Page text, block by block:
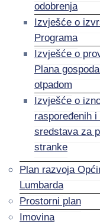
odobrenja
Izvješće o
Programa
Izvješće o
Plana
otpadom
Izvješće o
raspoređenih
sredstava za
stranke
Plan razvoja
Lumbarda
Prostorni plan
Imovina